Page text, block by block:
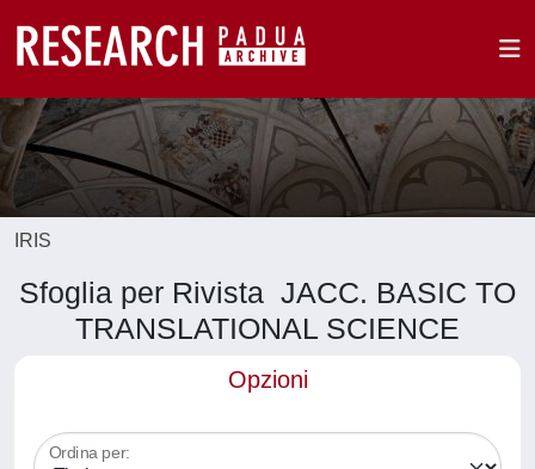
IRIS
Sfoglia per Rivista JACC. BASIC TO
TRANSLATIONAL SCIENCE
Opzioni
Ordina per: